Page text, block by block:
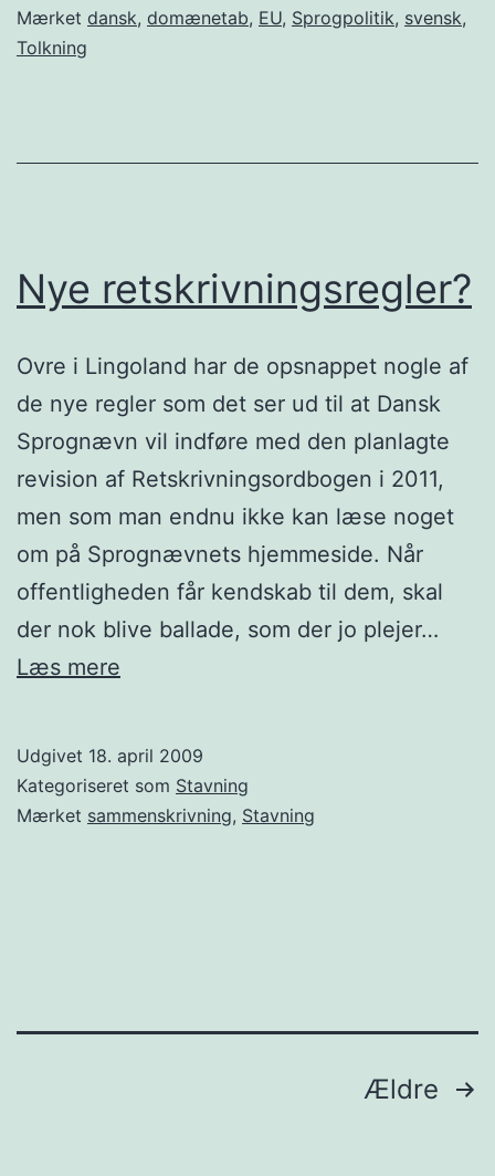
Mærket dansk, domænetab, EU, Sprogpolitik, svensk,
Tolkning
Nye retskrivningsregler?
Ovre i Lingoland har de opsnappet nogle af
de nye regler som det ser ud til at Dansk
Sprognævn vil indføre med den planlagte
revision af Retskrivningsordbogen i 2011,
men som man endnu ikke kan læse noget
om på Sprognævnets hjemmeside. Når
offentligheden får kendskab til dem, skal
der nok blive ballade, som der jo plejer…
Læs mere
Udgivet 18. april 2009
Kategoriseret som Stavning
Mærket sammenskrivning, Stavning
Ældre